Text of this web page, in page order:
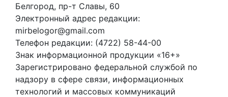
Белгород, пр-т Славы, 60
Электронный адрес редакции:
mirbelogor@gmail.com
Телефон редакции: (4722) 58-44-00
Знак информационной продукции «16+»
Зарегистрировано федеральной службой по
надзору в сфере связи, информационных
технологий и массовых коммуникаций